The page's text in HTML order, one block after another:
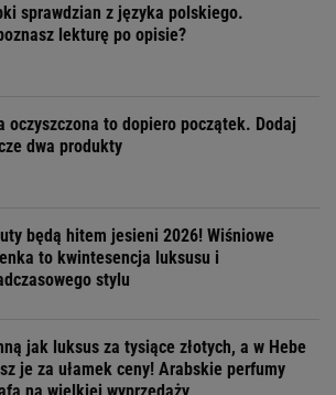
sprawdzian z języka polskiego.
lekturę po opisie?
oczyszczona to dopiero początek. Dodaj
dwa produkty
będą hitem jesieni 2026! Wiśniowe
to kwintesencja luksusu i
stylu
jak luksus za tysiące złotych, a w Hebe
je za ułamek ceny! Arabskie perfumy